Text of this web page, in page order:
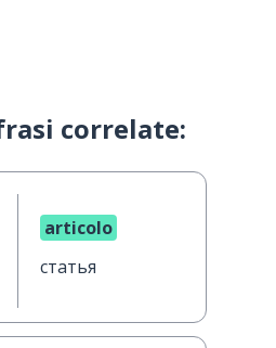
correlate:
articolo
статья